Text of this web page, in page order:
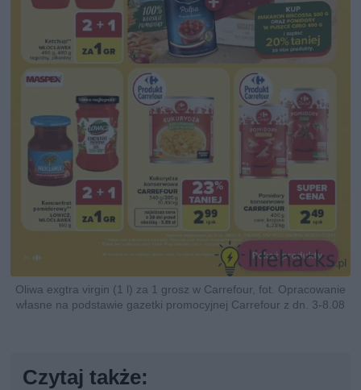
Oliwa exgtra virgin (1 l) za 1 grosz w Carrefour, fot. Opracowanie
własne na podstawie gazetki promocyjnej Carrefour z dn. 3-8.08
Czytaj także: